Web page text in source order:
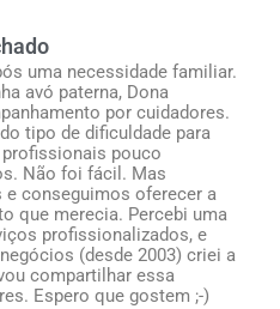
uma necessidade familiar.
avó paterna, Dona
por cuidadores.
tipo de dificuldade para
pouco
Não foi fácil. Mas
conseguimos oferecer a
que merecia. Percebi uma
profissionalizados, e
(desde 2003) criei a
compartilhar essa
Espero que gostem ;-)